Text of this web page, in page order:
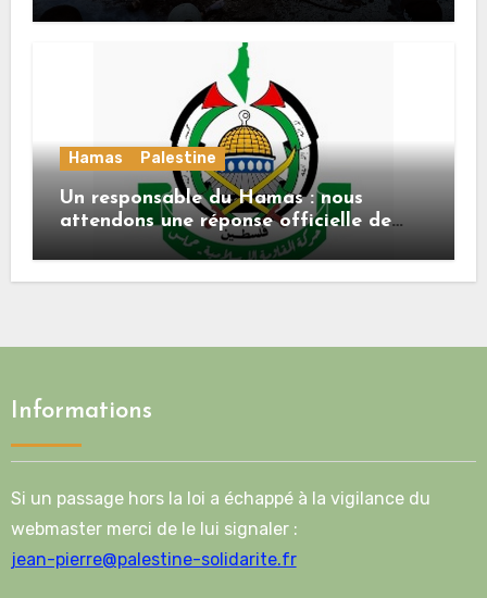
«décapitation»
Hamas Palestine
Un responsable du Hamas : nous
attendons une réponse officielle de
Mladenov concernant la feuille de
route de la deuxième phase de l’accord
Informations
Si un passage hors la loi a échappé à la vigilance du
webmaster merci de le lui signaler :
jean-pierre@palestine-solidarite.fr